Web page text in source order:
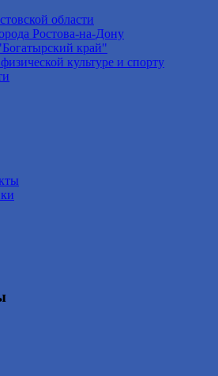
области
Ростова-на-Дону
край"
культуре и спорту